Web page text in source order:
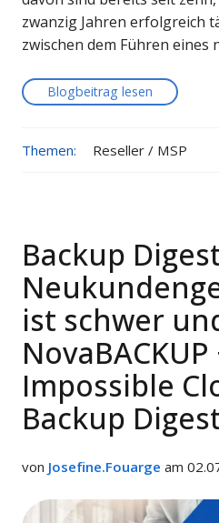
zwanzig Jahren erfolgreich
zwischen dem Führen eines
Blogbeitrag lesen
Themen: Reseller / MSP
Backup
ist schwer
NovaBACKUP
Impossible
Backup
von Josefine.Fouarge am